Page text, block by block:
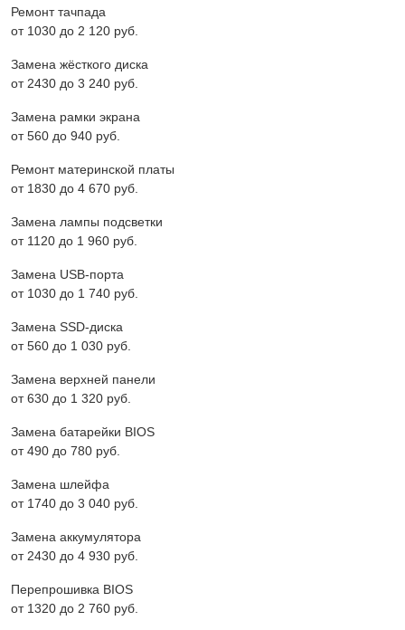
Ремонт тачпада
от 1030 до 2 120 pyб.
Замена жёсткого диска
от 2430 до 3 240 pyб.
Замена рамки экрана
от 560 до 940 pyб.
Ремонт материнской платы
от 1830 до 4 670 pyб.
Замена лампы подсветки
от 1120 до 1 960 pyб.
Замена USB-порта
от 1030 до 1 740 pyб.
Замена SSD-диска
от 560 до 1 030 pyб.
Замена верхней панели
от 630 до 1 320 pyб.
Замена батарейки BIOS
от 490 до 780 pyб.
Замена шлейфа
от 1740 до 3 040 pyб.
Замена аккумулятора
от 2430 до 4 930 pyб.
Перепрошивка BIOS
от 1320 до 2 760 pyб.